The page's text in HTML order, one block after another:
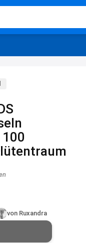
von Ruxandra